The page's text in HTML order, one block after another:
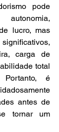
pode
lucro, mas
carga de
total
é
antes de
tornar um